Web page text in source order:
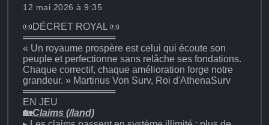
12 mai 2026 à 9:35
📜DÉCRET ROYAL 📜
══════════════
« Un royaume prospère est celui qui écoute son
peuple et perfectionne sans relâche ses fondations.
Chaque correctif, chaque amélioration forge notre
grandeur. » Martinus Von Surv, Roi d'AthenaSurv
══════════════
EN JEU
🏡Claims (/land)